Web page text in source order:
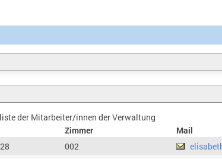
der Mitarbeiter/innen der Verwaltung
Zimmer
Mail
002